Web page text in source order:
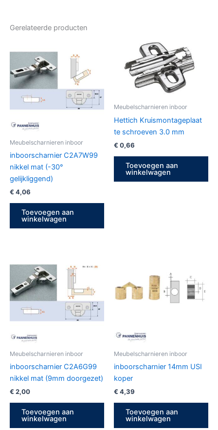
Gerelateerde producten
Meubelscharnieren inboor
inboorscharnier C2A7W99
nikkel mat (-30°
gelijkliggend)
€ 4,06
Toevoegen aan
winkelwagen
Meubelscharnieren inboor
Hettich Kruismontageplaat
te schroeven 3.0 mm
€ 0,66
Toevoegen aan
winkelwagen
Meubelscharnieren inboor
inboorscharnier C2A6G99
nikkel mat (9mm doorgezet)
€ 2,00
Toevoegen aan
winkelwagen
Meubelscharnieren inboor
inboorscharnier 14mm USI
koper
€ 4,39
Toevoegen aan
winkelwagen